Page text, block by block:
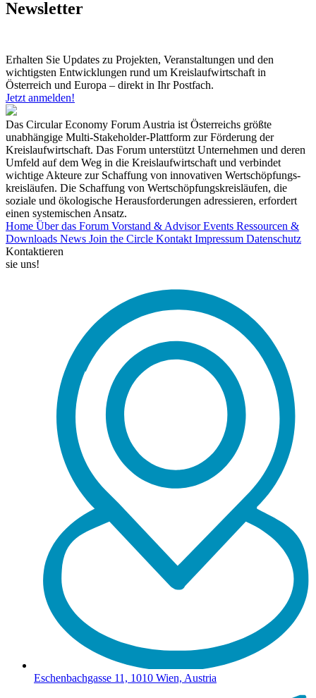
Newsletter
Erhalten Sie Updates zu Projekten, Veranstaltungen und den
wichtigsten Entwicklungen rund um Kreislaufwirtschaft in
Österreich und Europa – direkt in Ihr Postfach.
Jetzt anmelden!
Das Circular Economy Forum Austria ist Österreichs größte
unabhängige Multi-Stakeholder-Plattform zur Förderung der
Kreislaufwirtschaft. Das Forum unterstützt Unternehmen und deren
Umfeld auf dem Weg in die Kreislaufwirtschaft und verbindet
wichtige Akteure zur Schaffung von innovativen Wertschöpfungs-
kreisläufen. Die Schaffung von Wertschöpfungskreisläufen, die
soziale und ökologische Herausforderungen adressieren, erfordert
einen systemischen Ansatz.
Home Über das Forum Vorstand & AdvisorEvents Ressourcen &
Downloads News Join the Circle Kontakt Impressum Datenschutz
Kontaktieren
sie uns!
Eschenbachgasse 11, 1010 Wien, Austria